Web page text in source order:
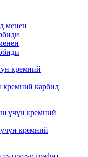
кремний карбид
кремний